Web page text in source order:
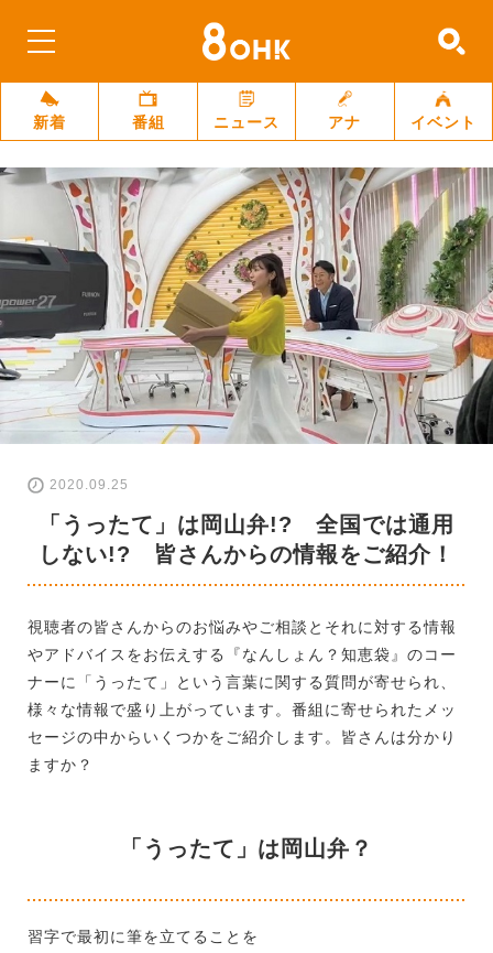
新着 番組 ニュース アナ イベント
2020.09.25
「うったて」は岡山弁!? 全国では通用
しない!? 皆さんからの情報をご紹介！
視聴者の皆さんからのお悩みやご相談とそれに対する情報
やアドバイスをお伝えする『なんしょん？知恵袋』のコー
ナーに「うったて」という言葉に関する質問が寄せられ、
様々な情報で盛り上がっています。番組に寄せられたメッ
セージの中からいくつかをご紹介します。皆さんは分かり
ますか？
「うったて」は岡山弁？
習字で最初に筆を立てることを